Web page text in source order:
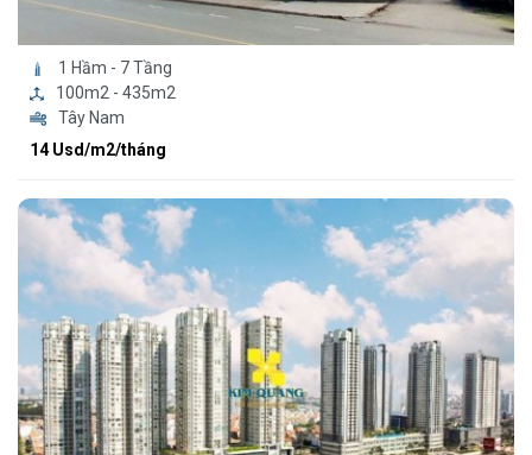
1 Hầm - 7 Tầng
100m2 - 435m2
Tây Nam
14 Usd/m2/tháng